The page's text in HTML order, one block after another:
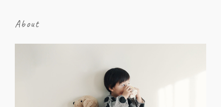
About